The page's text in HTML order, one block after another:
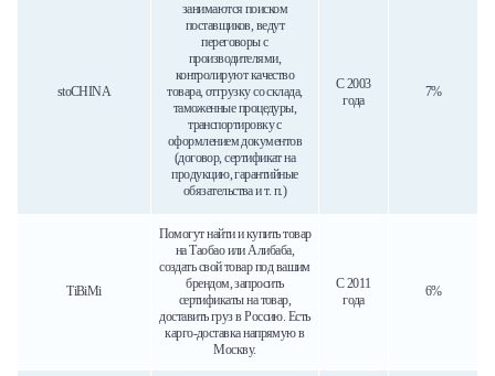
stoCHINA
занимаются поиском
поставщиков, ведут
переговоры с
производителями,
контролируют качество
товара, отгрузку со склада,
таможенные процедуры,
транспортировку с
оформлением документов
(договор, сертификат на
продукцию, гарантийные
обязательства и т. п.)
С 2003
года
7%
TiBiMi
Помогут найти и купить товар
на Таобао или Алибаба,
создать свой товар под вашим
брендом, запросить
сертификаты на товар,
доставить груз в Россию. Есть
карго-доставка напрямую в
Москву.
С 2011
года
6%